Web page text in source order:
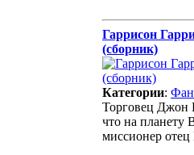
Гаррисон
(сборник)
Категории:
Торговец Джон
что на планету
миссионер